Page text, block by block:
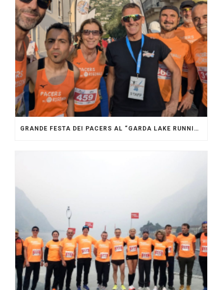
GRANDE FESTA DEI PACERS AL “GARDA LAKE RUNNING FESTIVAL”